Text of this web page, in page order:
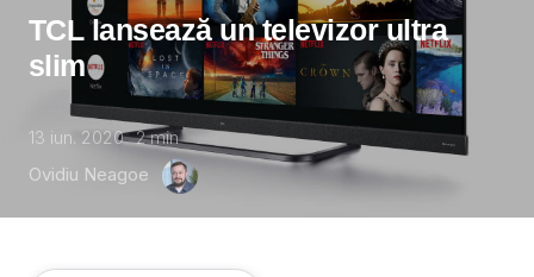
TCL lansează un televizor ultra
slim
13 iun. 2020 2min
Ovidiu Neagoe